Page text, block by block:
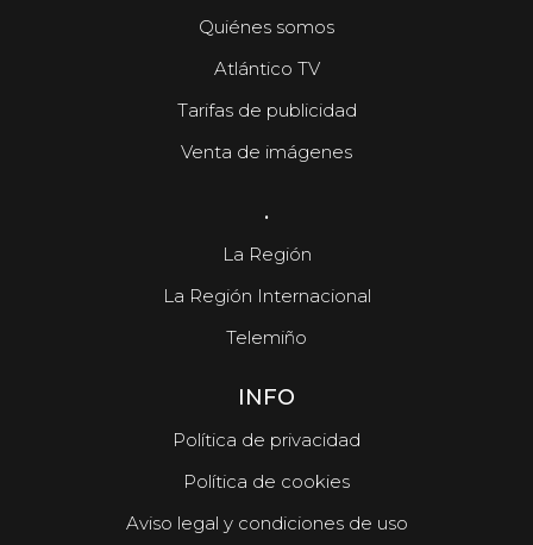
Quiénes somos
Atlántico TV
Tarifas de publicidad
Venta de imágenes
.
La Región
La Región Internacional
Telemiño
INFO
Política de privacidad
Política de cookies
Aviso legal y condiciones de uso